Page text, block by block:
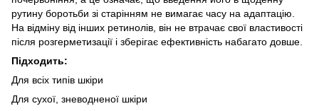
рутину боротьби зі старінням не вимагає часу на адаптацію.
На відміну від інших ретинолів, він не втрачає свої властивості
після розгерметизації і зберігає ефективність набагато довше.
Підходить:
Для всіх типів шкіри
Для сухої, зневодненої шкіри